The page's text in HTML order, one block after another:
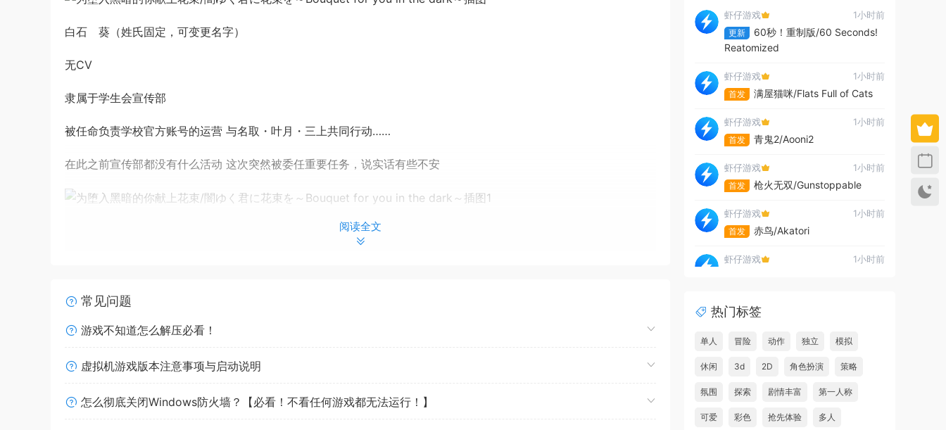
白石 葵（姓氏固定，可变更名字）
无CV
隶属于学生会宣传部 ​
被任命负责学校官方账号的运营 与名取・叶月・三上共同行动…… ​
在此之前宣传部都没有什么活动 这次突然被委任重要任务，说实话有些不安
传闻社交生活超高调的后辈 交际花，时常被簇拥在人群中心的阳角
喜欢各种有趣的事 似乎是自荐来参加此次活动的……？
阅读全文
常见问题
游戏不知道怎么解压必看！
虚拟机游戏版本注意事项与启动说明
怎么彻底关闭Windows防火墙？【必看！不看任何游戏都无法运行！】
虾仔游戏 1小时前
更新
60秒！重制版/60 Seconds!
Reatomized
虾仔游戏 1小时前
首发 满屋猫咪/Flats Full of Cats
虾仔游戏 1小时前
首发 青鬼2/Aooni2
虾仔游戏 1小时前
首发 枪火无双/Gunstoppable
虾仔游戏 1小时前
首发 赤鸟/Akatori
虾仔游戏 1小时前
虾仔游戏
Greatest Author
虾仔游戏 1小时前
Block
热门标签
单人 冒险 动作 独立 模拟
休闲 3d 2D 角色扮演 策略
氛围 探索 剧情丰富 第一人称
可爱 彩色 抢先体验 多人